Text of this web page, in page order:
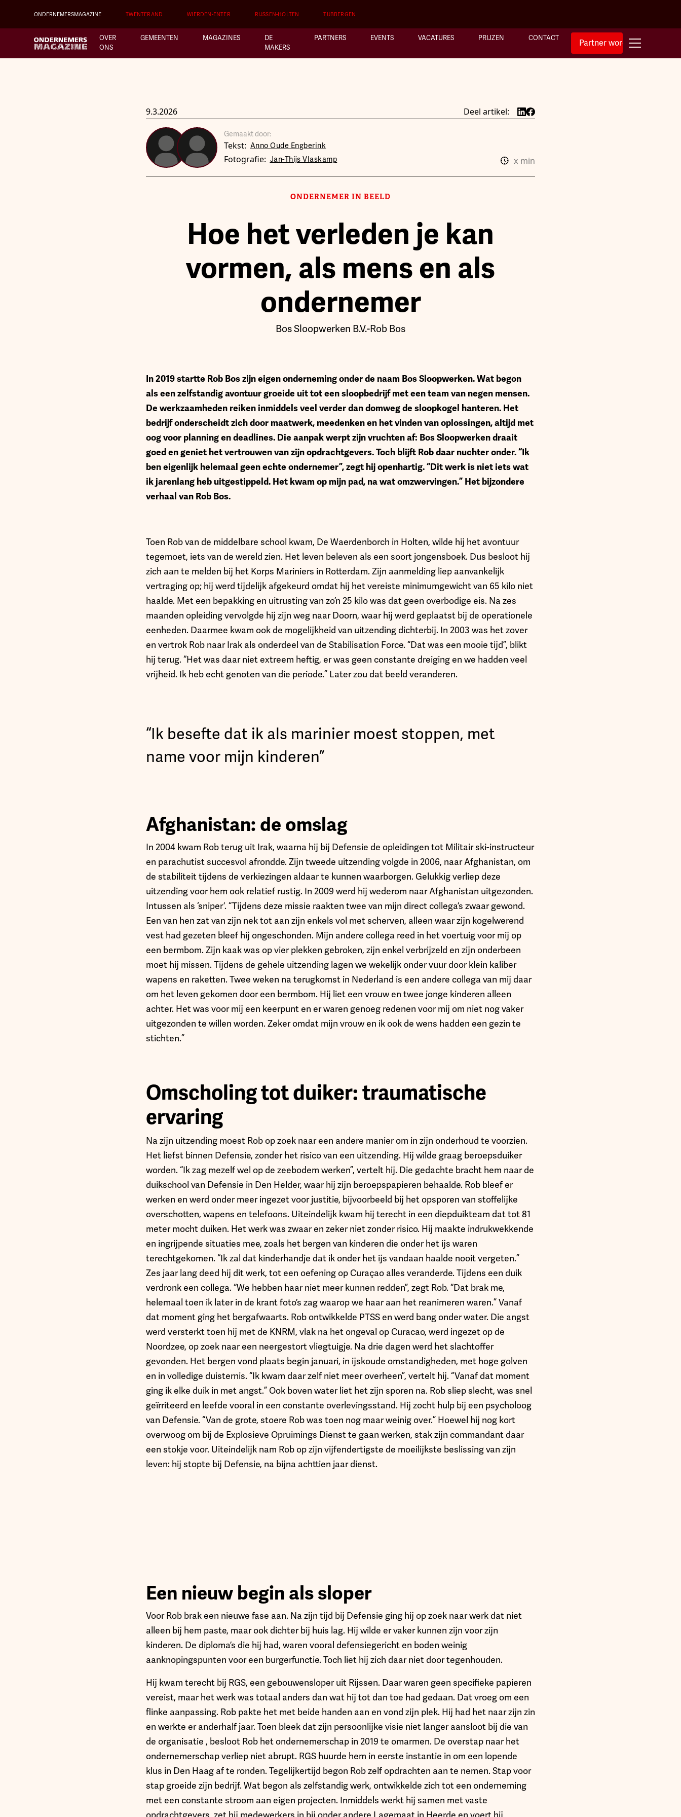
ONDERNEMERSMAGAZINE TWENTERAND WIERDEN-ENTER RIJSSEN-HOLTEN TUBBERGEN
OVER
ONS
GEMEENTEN MAGAZINES
DE
MAKERS
PARTNERS EVENTS VACATURES PRIJZEN CONTACT Partner worden
9.3.2026 Deel artikel:
Gemaakt door:
Tekst: Anno Oude Engberink
Fotografie: Jan-Thijs Vlaskamp x min
ONDERNEMER IN BEELD
Hoe het verleden je kan
vormen, als mens en als
ondernemer
Bos Sloopwerken B.V.-Rob Bos
In 2019 startte Rob Bos zijn eigen onderneming onder de naam Bos Sloopwerken. Wat begon
als een zelfstandig avontuur groeide uit tot een sloopbedrijf met een team van negen mensen.
De werkzaamheden reiken inmiddels veel verder dan domweg de sloopkogel hanteren. Het
bedrijf onderscheidt zich door maatwerk, meedenken en het vinden van oplossingen, altijd met
oog voor planning en deadlines. Die aanpak werpt zijn vruchten af: Bos Sloopwerken draait
goed en geniet het vertrouwen van zijn opdrachtgevers. Toch blijft Rob daar nuchter onder. “Ik
ben eigenlijk helemaal geen echte ondernemer”, zegt hij openhartig. “Dit werk is niet iets wat
ik jarenlang heb uitgestippeld. Het kwam op mijn pad, na wat omzwervingen.” Het bijzondere
verhaal van Rob Bos.
Toen Rob van de middelbare school kwam, De Waerdenborch in Holten, wilde hij het avontuur
tegemoet, iets van de wereld zien. Het leven beleven als een soort jongensboek. Dus besloot hij
zich aan te melden bij het Korps Mariniers in Rotterdam. Zijn aanmelding liep aanvankelijk
vertraging op; hij werd tijdelijk afgekeurd omdat hij het vereiste minimumgewicht van 65 kilo niet
haalde. Met een bepakking en uitrusting van zo’n 25 kilo was dat geen overbodige eis. Na zes
maanden opleiding vervolgde hij zijn weg naar Doorn, waar hij werd geplaatst bij de operationele
eenheden. Daarmee kwam ook de mogelijkheid van uitzending dichterbij. In 2003 was het zover
en vertrok Rob naar Irak als onderdeel van de Stabilisation Force. “Dat was een mooie tijd”, blikt
hij terug. “Het was daar niet extreem heftig, er was geen constante dreiging en we hadden veel
vrijheid. Ik heb echt genoten van die periode.” Later zou dat beeld veranderen.
“Ik besefte dat ik als marinier moest stoppen, met
name voor mijn kinderen”
Afghanistan: de omslag
In 2004 kwam Rob terug uit Irak, waarna hij bij Defensie de opleidingen tot Militair ski-instructeur
en parachutist succesvol afrondde. Zijn tweede uitzending volgde in 2006, naar Afghanistan, om
de stabiliteit tijdens de verkiezingen aldaar te kunnen waarborgen. Gelukkig verliep deze
uitzending voor hem ook relatief rustig. In 2009 werd hij wederom naar Afghanistan uitgezonden.
Intussen als ‘sniper’. “Tijdens deze missie raakten twee van mijn direct collega’s zwaar gewond.
Een van hen zat van zijn nek tot aan zijn enkels vol met scherven, alleen waar zijn kogelwerend
vest had gezeten bleef hij ongeschonden. Mijn andere collega reed in het voertuig voor mij op
een bermbom. Zijn kaak was op vier plekken gebroken, zijn enkel verbrijzeld en zijn onderbeen
moet hij missen. Tijdens de gehele uitzending lagen we wekelijk onder vuur door klein kaliber
wapens en raketten. Twee weken na terugkomst in Nederland is een andere collega van mij daar
om het leven gekomen door een bermbom. Hij liet een vrouw en twee jonge kinderen alleen
achter. Het was voor mij een keerpunt en er waren genoeg redenen voor mij om niet nog vaker
uitgezonden te willen worden. Zeker omdat mijn vrouw en ik ook de wens hadden een gezin te
stichten.”
Omscholing tot duiker: traumatische
ervaring
Na zijn uitzending moest Rob op zoek naar een andere manier om in zijn onderhoud te voorzien.
Het liefst binnen Defensie, zonder het risico van een uitzending. Hij wilde graag beroepsduiker
worden. “Ik zag mezelf wel op de zeebodem werken”, vertelt hij. Die gedachte bracht hem naar de
duikschool van Defensie in Den Helder, waar hij zijn beroepspapieren behaalde. Rob bleef er
werken en werd onder meer ingezet voor justitie, bijvoorbeeld bij het opsporen van stoffelijke
overschotten, wapens en telefoons. Uiteindelijk kwam hij terecht in een diepduikteam dat tot 81
meter mocht duiken. Het werk was zwaar en zeker niet zonder risico. Hij maakte indrukwekkende
en ingrijpende situaties mee, zoals het bergen van kinderen die onder het ijs waren
terechtgekomen. “Ik zal dat kinderhandje dat ik onder het ijs vandaan haalde nooit vergeten.”
Zes jaar lang deed hij dit werk, tot een oefening op Curaçao alles veranderde. Tijdens een duik
verdronk een collega. “We hebben haar niet meer kunnen redden”, zegt Rob. “Dat brak me,
helemaal toen ik later in de krant foto’s zag waarop we haar aan het reanimeren waren.” Vanaf
dat moment ging het bergafwaarts. Rob ontwikkelde PTSS en werd bang onder water. Die angst
werd versterkt toen hij met de KNRM, vlak na het ongeval op Curacao, werd ingezet op de
Noordzee, op zoek naar een neergestort vliegtuigje. Na drie dagen werd het slachtoffer
gevonden. Het bergen vond plaats begin januari, in ijskoude omstandigheden, met hoge golven
en in volledige duisternis. “Ik kwam daar zelf niet meer overheen”, vertelt hij. “Vanaf dat moment
ging ik elke duik in met angst.” Ook boven water liet het zijn sporen na. Rob sliep slecht, was snel
geïrriteerd en leefde vooral in een constante overlevingsstand. Hij zocht hulp bij een psycholoog
van Defensie. “Van de grote, stoere Rob was toen nog maar weinig over.” Hoewel hij nog kort
overwoog om bij de Explosieve Opruimings Dienst te gaan werken, stak zijn commandant daar
een stokje voor. Uiteindelijk nam Rob op zijn vijfendertigste de moeilijkste beslissing van zijn
leven: hij stopte bij Defensie, na bijna achttien jaar dienst.
Een nieuw begin als sloper
Voor Rob brak een nieuwe fase aan. Na zijn tijd bij Defensie ging hij op zoek naar werk dat niet
alleen bij hem paste, maar ook dichter bij huis lag. Hij wilde er vaker kunnen zijn voor zijn
kinderen. De diploma’s die hij had, waren vooral defensiegericht en boden weinig
aanknopingspunten voor een burgerfunctie. Toch liet hij zich daar niet door tegenhouden.
Hij kwam terecht bij RGS, een gebouwensloper uit Rijssen. Daar waren geen specifieke papieren
vereist, maar het werk was totaal anders dan wat hij tot dan toe had gedaan. Dat vroeg om een
flinke aanpassing. Rob pakte het met beide handen aan en vond zijn plek. Hij had het naar zijn zin
en werkte er anderhalf jaar. Toen bleek dat zijn persoonlijke visie niet langer aansloot bij die van
de organisatie , besloot Rob het ondernemerschap in 2019 te omarmen. De overstap naar het
ondernemerschap verliep niet abrupt. RGS huurde hem in eerste instantie in om een lopende
klus in Den Haag af te ronden. Tegelijkertijd begon Rob zelf opdrachten aan te nemen. Stap voor
stap groeide zijn bedrijf. Wat begon als zelfstandig werk, ontwikkelde zich tot een onderneming
met een constante stroom aan eigen projecten. Inmiddels werkt hij samen met vaste